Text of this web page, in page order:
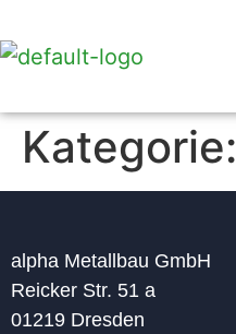
Kategorie:
alpha Metallbau GmbH
Reicker Str. 51 a
01219 Dresden